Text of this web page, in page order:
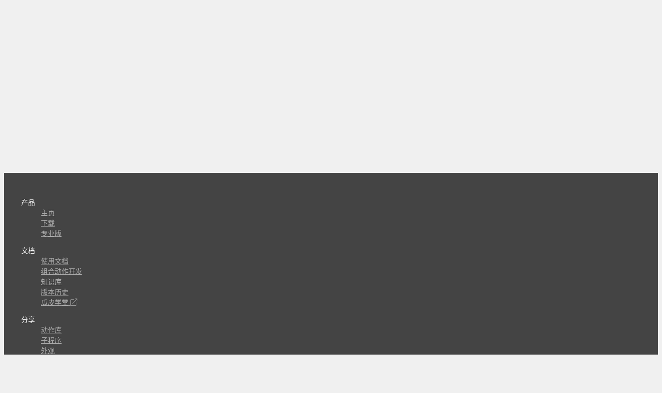
产品
主页
下载
专业版
文档
使用文档
组合动作开发
知识库
版本历史
瓜皮学堂
分享
动作库
子程序
外观